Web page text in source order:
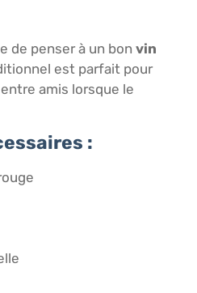
de penser à un bon vin
est parfait pour
amis lorsque le
: